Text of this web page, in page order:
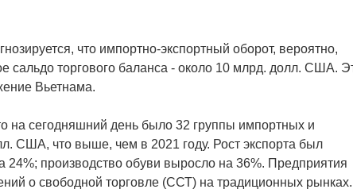
что импортно-экспортный оборот, вероятно,
сальдо торгового баланса - около 10 млрд. долл. США.
Вьетнама.
на сегодняшний день было 32 группы импортных и
США, что выше, чем в 2021 году. Рост экспорта был
24%; производство обуви выросло на 36%. Предприятия
о свободной торговле (ССТ) на традиционных рынках.